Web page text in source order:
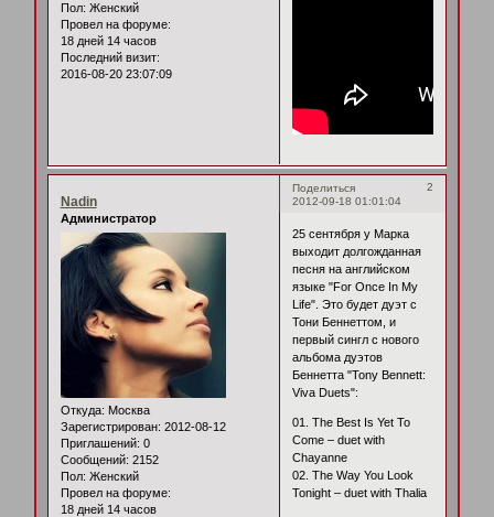
Пол: Женский
Провел на форуме:
18 дней 14 часов
Последний визит:
2016-08-20 23:07:09
Поделиться
2
2012-09-18 01:01:04
Nadin
Администратор
Откуда: Москва
Зарегистрирован: 2012-08-12
Приглашений: 0
Сообщений: 2152
Пол: Женский
Провел на форуме:
18 дней 14 часов
25 сентября у Марка
выходит долгожданная
песня на английском
языке "For Once In My
Life". Это будет дуэт с
Тони Беннеттом, и
первый сингл с нового
альбома дуэтов
Беннетта "Tony Bennett:
Viva Duets":
01. The Best Is Yet To
Come – duet with
Chayanne
02. The Way You Look
Tonight – duet with Thalia